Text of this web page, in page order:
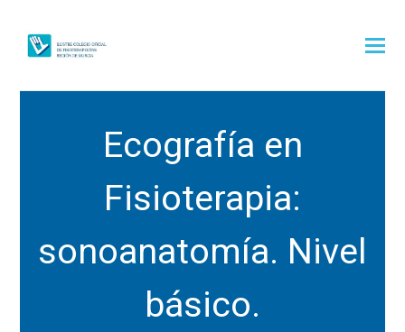
Ecografía en
Fisioterapia:
sonoanatomía. Nivel
básico.